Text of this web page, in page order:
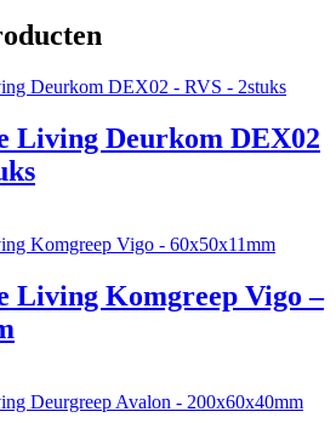
Living Deurkom DEX02
Living Komgreep Vigo –